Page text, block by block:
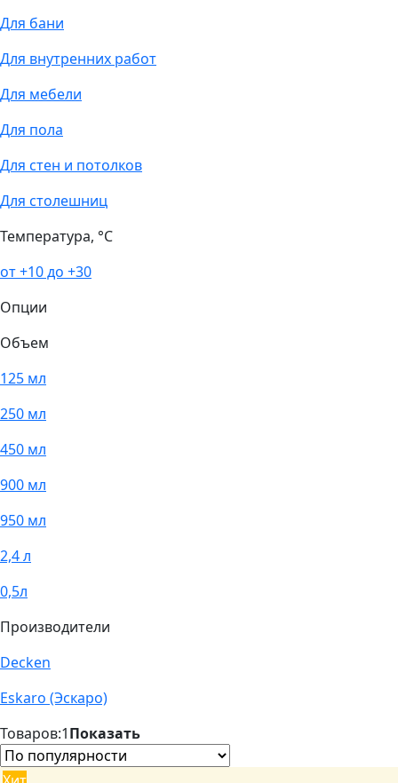
Для бани
Для внутренних работ
Для мебели
Для пола
Для стен и потолков
Для столешниц
Температура, °С
от +10 до +30
Опции
Объем
125 мл
250 мл
450 мл
900 мл
950 мл
2,4 л
0,5л
Производители
Decken
Eskaro (Эскаро)
Товаров:1Показать